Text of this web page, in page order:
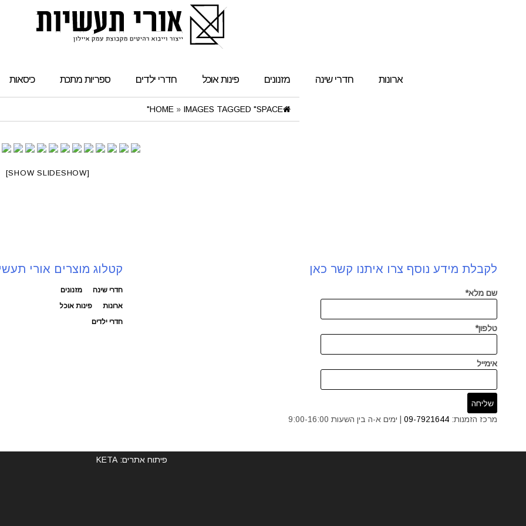
ארונות חדרי שינה מזנונים פינות אוכל חדרי ילדים ספריות מתכת כיסאות
HOME » IMAGES TAGGED "SPACE"
[SHOW SLIDESHOW]
קטלוג מוצרים אורי
חדרי שינה
מזנונים
ארונות
פינות אוכל
חדרי ילדים
לקבלת מידע נוסף צרו איתנו קשר כאן
שם מלא*
טלפון*
אימייל
מרכז הזמנות: 09-7921644| ימים א-ה בין השעות 9:00-16:00
פיתוח אתרים: KETA